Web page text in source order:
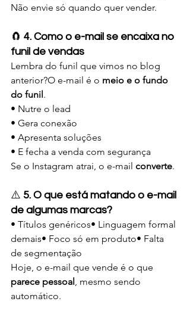
Não envie só quando quer vender.
🧲 4. Como o e-mail se encaixa no
funil de vendas
Lembra do funil que vimos no blog
anterior?O e-mail é o meio e o fundo
do funil .
• Nutre o lead
• Gera conexão
• Apresenta soluções
• E fecha a venda com segurança
Se o Instagram atrai, o e-mail converte.
⚠️ 5. O que está matando o e-mail
de algumas marcas?
• Títulos genéricos• Linguagem formal
demais• Foco só em produto• Falta
de segmentação
Hoje, o e-mail que vende é o que
parece pessoal , mesmo sendo
automático.